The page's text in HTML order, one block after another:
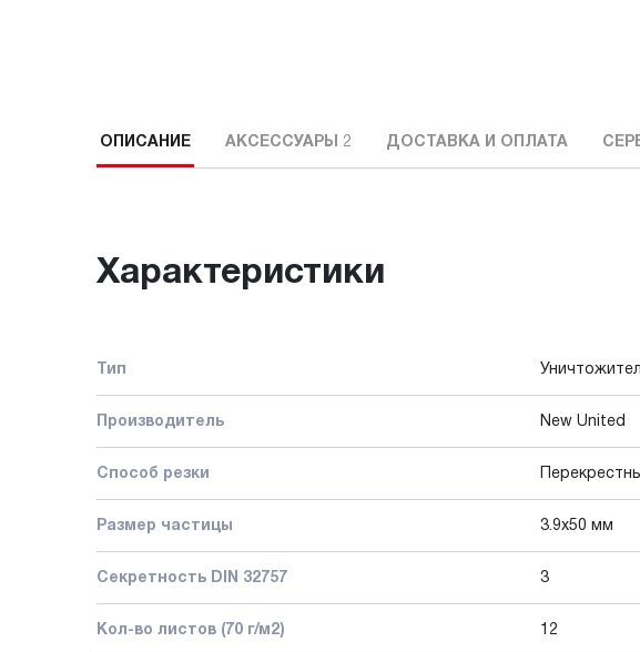
ОПИСАНИЕ АКСЕССУАРЫ 2 ДОСТАВКА И ОПЛАТА
Характеристики
Тип
Производитель New United
Способ резки
Размер частицы 3.9x50 мм
Секретность DIN 32757 3
Кол-во листов (70 г/м2) 12